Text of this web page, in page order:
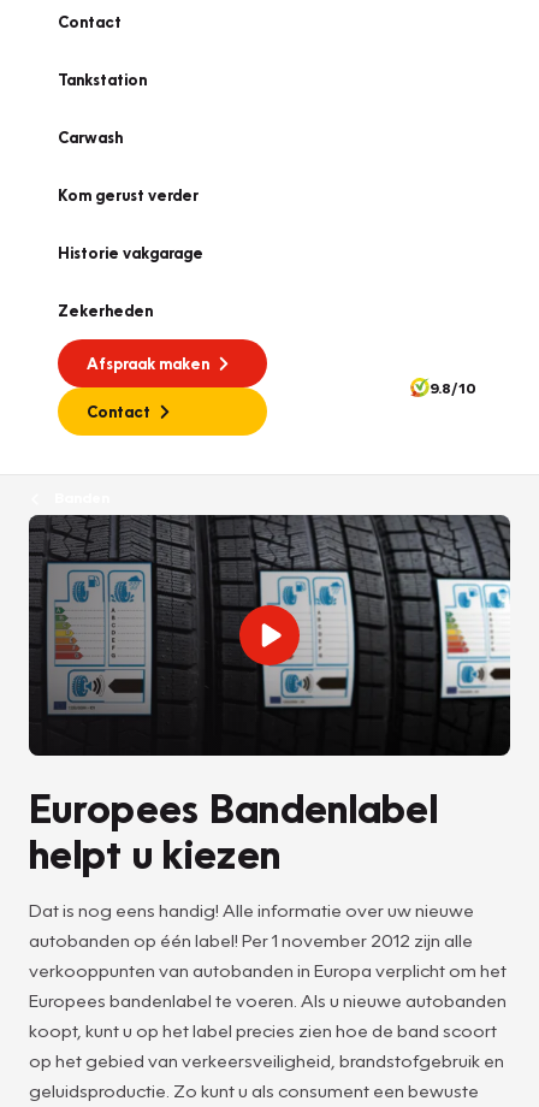
Contact
Tankstation
Carwash
Kom gerust verder
Historie vakgarage
Zekerheden
Afspraak maken
Contact
9.8/10
Europees Bandenlabel
helpt u kiezen
Dat is nog eens handig! Alle informatie over uw nieuwe
autobanden op één label! Per 1 november 2012 zijn alle
verkooppunten van autobanden in Europa verplicht om het
Europees bandenlabel te voeren. Als u nieuwe autobanden
koopt, kunt u op het label precies zien hoe de band scoort
op het gebied van verkeersveiligheid, brandstofgebruik en
geluidsproductie. Zo kunt u als consument een bewuste